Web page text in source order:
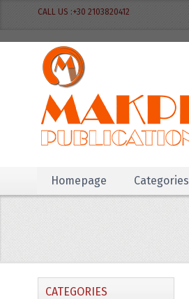
CALL US :+30 2103820412
Homepage Categories
CATEGORIES